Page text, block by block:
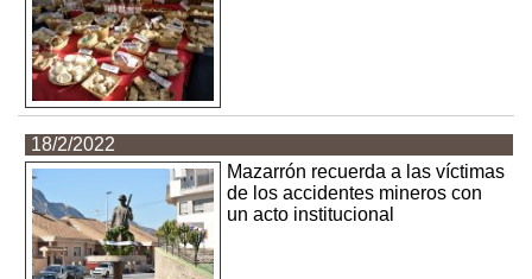
18/2/2022
Mazarrón recuerda a las víctimas
de los accidentes mineros con
un acto institucional